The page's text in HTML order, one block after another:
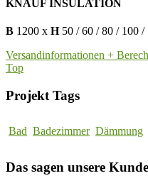
KNAUF INSULATION
B 1200 x H50 / 60 / 80 / 100 /
Versandinformationen +
Top
Projekt Tags
Bad Badezimmer Dämmung
Das sagen unsere